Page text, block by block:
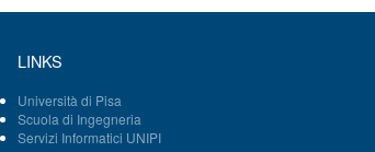
LINKS
Università di Pisa
Scuola di Ingegneria
Servizi Informatici UNIPI